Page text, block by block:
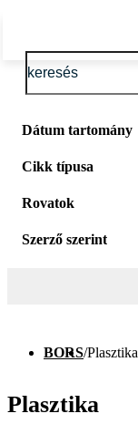
Dátum tartomány
Cikk típusa
Rovatok
Szerző szerint
BORS/Plasztika
Plasztika